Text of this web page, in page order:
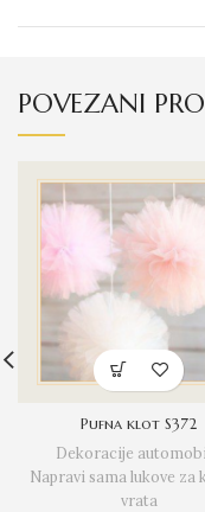
POVEZANI
Pufna klot S372
Dekoracije
Napravi sama lukove za
vrata